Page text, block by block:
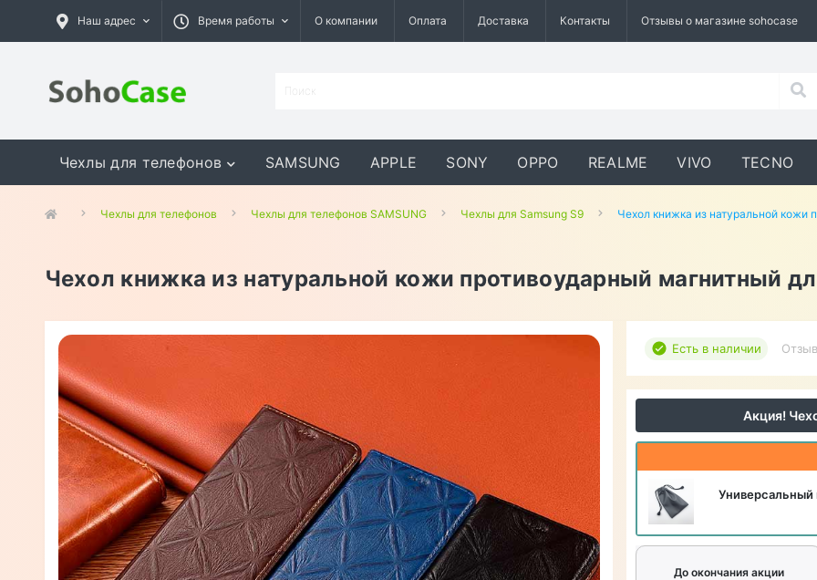
Наш адрес Время работы О компании Оплата Доставка Контакты Отзывы о магазине sohocase
Чехлы для телефонов SAMSUNG APPLE SONY OPPO REALME VIVO TECNO
GOOGLE MEIZU ASUS
Чехлы для телефонов Чехлы для телефонов SAMSUNG Чехлы для Samsung S9 Чехол книжка из натуральной кожи
Чехол книжка из натуральной кожи противоударный магнитный
Есть в наличии
Акция!
Универсальный
До окончания акции